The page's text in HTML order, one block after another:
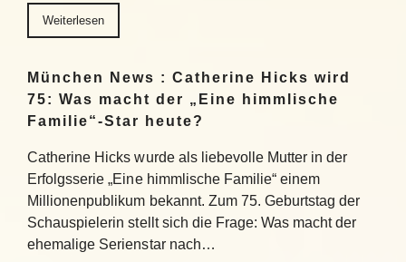
Weiterlesen
München News : Catherine Hicks wird
75: Was macht der „Eine himmlische
Familie“-Star heute?
Catherine Hicks wurde als liebevolle Mutter in der
Erfolgsserie „Eine himmlische Familie“ einem
Millionenpublikum bekannt. Zum 75. Geburtstag der
Schauspielerin stellt sich die Frage: Was macht der
ehemalige Serienstar nach…